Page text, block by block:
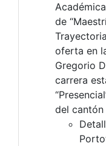
de
oferta en
Gregorio
carrera
del cantón